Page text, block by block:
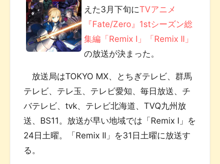
えた3月下旬にTVアニメ
『Fate/Zero』1stシーズン総
集編「Remix I」「Remix II」
の放送が決まった。
放送局はTOKYO MX、とちぎテレビ、群馬
テレビ、テレ玉、テレビ愛知、毎日放送、チ
バテレビ、tvk、テレビ北海道、TVQ九州放
送、BS11。放送が早い地域では「Remix I」を
24日土曜。「Remix II」を31日土曜に放送す
る。